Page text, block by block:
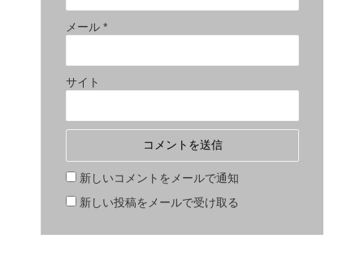
メール *
サイト
新しいコメントをメールで通知
新しい投稿をメールで受け取る